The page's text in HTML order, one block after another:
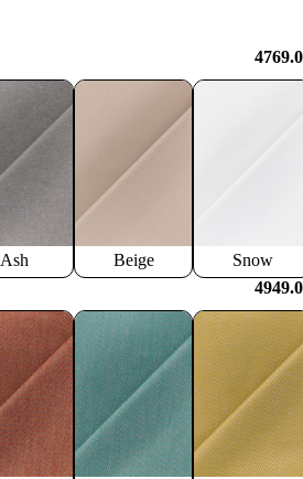
Ash Beige
Snow